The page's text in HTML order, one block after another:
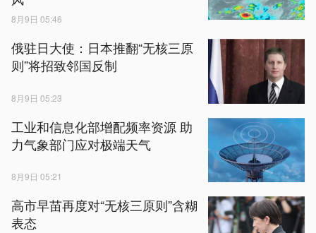
8月9日 05:46
俄驻日大使：日本推翻“无核三原
则”将招致邻国反制
8月9日 05:23
工业和信息化部增配频率资源 助
力气象部门应对极端天气
8月9日 05:21
高市早苗再度对“无核三原则”含糊
表态